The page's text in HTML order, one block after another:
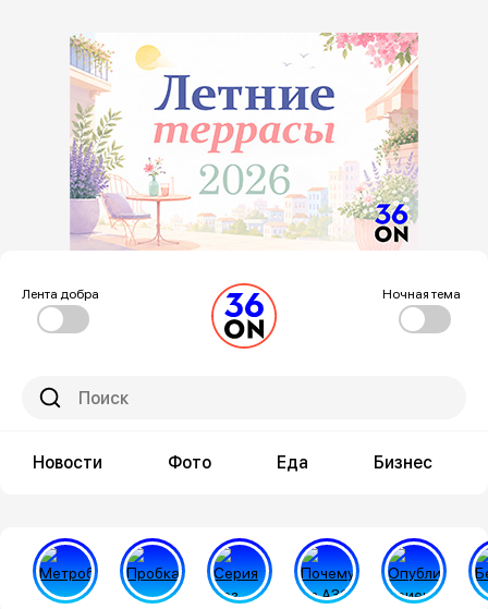
Лента добра Ночная тема
Новости Фото Еда Бизнес